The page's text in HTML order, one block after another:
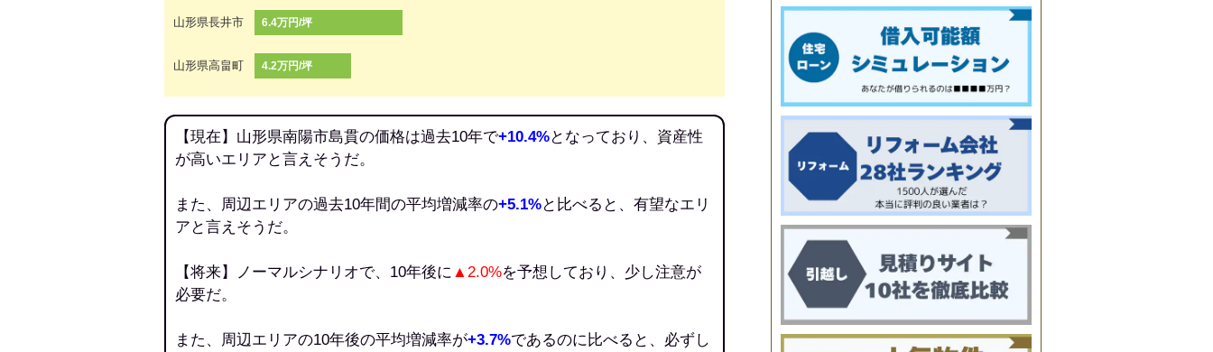
山形県長井市 6.4万円/坪
山形県高畠町 4.2万円/坪
【現在】山形県南陽市島貫の価格は過去10年で+10.4%となっており、資産性
が高いエリアと言えそうだ。
また、周辺エリアの過去10年間の平均増減率の+5.1%と比べると、有望なエリ
アと言えそうだ。
【将来】ノーマルシナリオで、10年後に ▲2.0%を予想しており、少し注意が
必要だ。
また、周辺エリアの10年後の平均増減率が+3.7%であるのに比べると、必ずし